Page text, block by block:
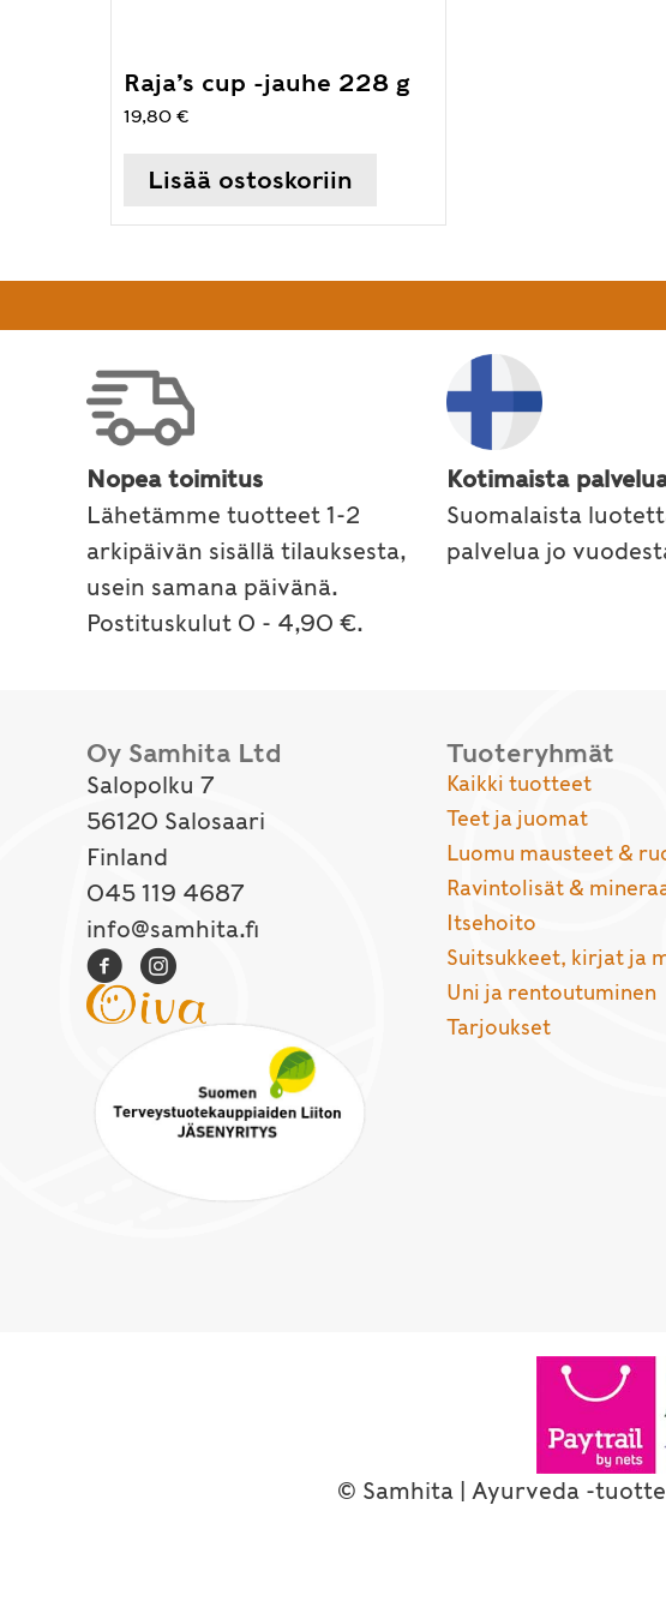
Raja’s cup -jauhe 228 g
19,80 €
Lisää ostoskoriin
Nopea toimitus
Lähetämme tuotteet 1-2
arkipäivän sisällä tilauksesta,
usein samana päivänä.
Postituskulut 0 - 4,90 €.
Kotimaista
Suomalaista
palvelua jo
Oy Samhita Ltd
Salopolku 7
56120 Salosaari
Finland
045 119 4687
info@samhita.fi
Tuoteryhmät
Kaikki tuotteet
Teet ja juomat
Luomu mausteet &
Ravintolisät &
Itsehoito
Suitsukkeet, kirjat ja
Uni ja rentoutuminen
Tarjoukset
© Samhita | Ayurveda -